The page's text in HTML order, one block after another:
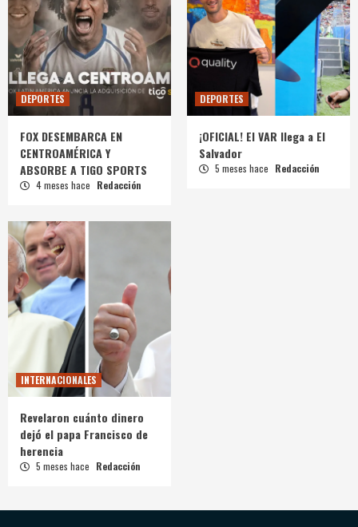
DEPORTES
FOX DESEMBARCA EN
CENTROAMÉRICA Y
ABSORBE A TIGO SPORTS
4 meses hace Redacción
DEPORTES
¡OFICIAL! El VAR llega a El
Salvador
5 meses hace Redacción
INTERNACIONALES
Revelaron cuánto dinero
dejó el papa Francisco de
herencia
5 meses hace Redacción